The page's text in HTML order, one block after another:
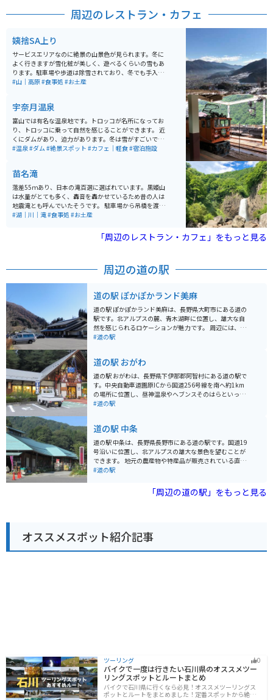
で、長野側から行った方が早いです。
周辺のレストラン・カフェ
姨捨SA上り
サービスエリアなのに絶景の山景色が見られます。冬に
よく行きますが雪化粧が美しく、遊べるくらいの雪もあ
ります。駐車場や歩道は除雪されており、冬でも手入れ
が行き届いていると感じます。フードが美味しいのも嬉
#山｜高原#食事処 #お土産
宇奈月温泉
富山では有名な温泉地です。トロッコが名所になってお
り、トロッコに乗って自然を感じることができます。 近
くにダムがあり、迫力があります。冬は雪がすごいです
が、絶景です。
#温泉#ダム#絶景スポット #カフェ｜軽食#宿泊施設
苗名滝
落差55ｍあり、日本の滝百選に選ばれています。黒姫山
は水量がとても多く、轟音を轟かせているため昔の人は
地震滝とも呼んでいたそうです。 駐車場から吊橋を渡り
徒歩で約15分程です。雪解けの季節5月～8月は水量が多
#湖｜川｜滝#食事処 #お土産
「周辺のレストラン・カフェ」をもっと見る
周辺の道の駅
道の駅 ぽかぽかランド美麻
道の駅 ぽかぽかランド美麻は、長野県大町市にある道の
駅です。北アルプスの麓、青木湖畔に位置し、雄大な自
然を感じられるロケーションが魅力です。 周辺には、青
木湖で楽しめるカヌーやSUPなどのアクティビティや、
れている農産物直売所や、地元食材を使ったレストラン
があり、休憩だけでなくショッピングや食事も楽しめま
す。 バイクで訪れる際は、道の駅から続く、北アルプス
や青木湖の絶景を望むワインディングロードを走るのが
おすすめです。周辺には、温泉施設もあるので、ツーリ
#道の駅
道の駅 おがわ
道の駅 おがわは、長野県下伊那郡阿智村にある道の駅で
す。中央自動車道園原ICから国道256号線を南へ約1km
の場所に位置し、昼神温泉やヘブンスそのはらといった
観光スポットへのアクセスも良好です。 周辺の観光スポ
販売する直売所や、レストランも併設されています。バ
イクで訪れる場合、駐車場も広く停めやすいので安心で
す。 特におすすめは、地元産のそば粉を使用した手打ち
そばや、地元産の野菜をたっぷり使った定食です。ま
た、道の駅 おがわ限定のオリジナルソフトクリームも人
#道の駅
道の駅 中条
道の駅 中条は、長野県長野市にある道の駅です。国道19
号沿いに位置し、北アルプスの雄大な景色を望むことが
できます。 地元の農産物や特産品が販売されている直売
所は、新鮮な野菜や果物が人気です。また、レストラン
休憩場所として最適です。駐車場も広く、バイクスタン
います。小丸山公園や茶臼山恐竜公園は、家族連れに人
気です。また、少し足を延ばせば、戸隠れの湯や裾花峡
など、温泉や自然を楽しむこともできます。 道の駅 中条
#道の駅
「周辺の道の駅」をもっと見る
オススメスポット紹介記事
ツーリング 0
バイクで一度は行きたい石川県のオススメツー
リングスポットとルートまとめ
バイクで石川県に行くなら必見！オススメツーリングス
ポットとルートをまとめました！定番スポットから絶景